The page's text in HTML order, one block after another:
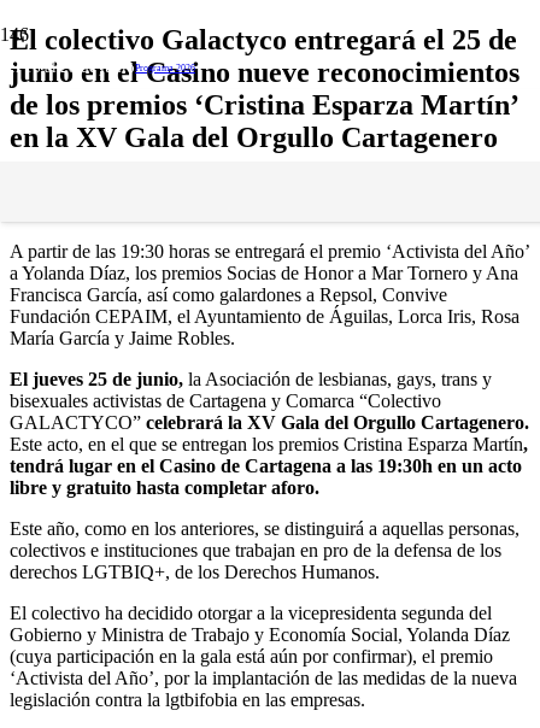
del 16 al 28 de junioPrograma 2026
El colectivo Galactyco entregará el 25 de
junio en el Casino nueve reconocimientos
de los premios ‘Cristina Esparza Martín’
en la XV Gala del Orgullo Cartagenero
A partir de las 19:30 horas se entregará el premio ‘Activista del Año’
a Yolanda Díaz, los premios Socias de Honor a Mar Tornero y Ana
Francisca García, así como galardones a Repsol, Convive
Fundación CEPAIM, el Ayuntamiento de Águilas, Lorca Iris, Rosa
María García y Jaime Robles.
El jueves 25 de junio, la Asociación de lesbianas, gays, trans y
bisexuales activistas de Cartagena y Comarca “Colectivo
GALACTYCO” celebrará la XV Gala del Orgullo Cartagenero.
Este acto, en el que se entregan los premios Cristina Esparza Martín,
tendrá lugar en el Casino de Cartagena a las 19:30h en un acto
libre y gratuito hasta completar aforo.
Este año, como en los anteriores, se distinguirá a aquellas personas,
colectivos e instituciones que trabajan en pro de la defensa de los
derechos LGTBIQ+, de los Derechos Humanos.
El colectivo ha decidido otorgar a la vicepresidenta segunda del
Gobierno y Ministra de Trabajo y Economía Social, Yolanda Díaz
(cuya participación en la gala está aún por confirmar), el premio
‘Activista del Año’, por la implantación de las medidas de la nueva
legislación contra la lgtbifobia en las empresas.